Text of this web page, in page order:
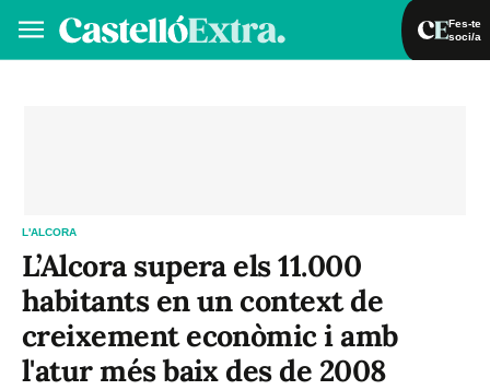
Fes-te
soci/a
L'ALCORA
L’Alcora supera els 11.000
habitants en un context de
creixement econòmic i amb
l'atur més baix des de 2008